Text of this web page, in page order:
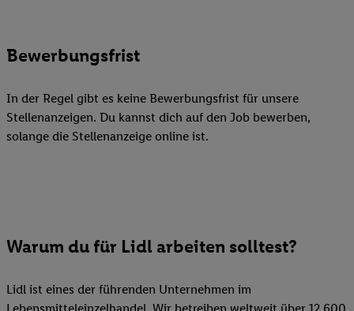
Bewerbungsfrist
In der Regel gibt es keine Bewerbungsfrist für unsere
Stellenanzeigen. Du kannst dich auf den Job bewerben,
solange die Stellenanzeige online ist.
Warum du für Lidl arbeiten solltest?
Lidl ist eines der führenden Unternehmen im